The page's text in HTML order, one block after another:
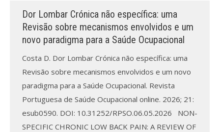
Como publicitar na nossa revista
Informações adicionais
Estatísticas da Revista
Ficha técnica
Dor Lombar Crónica não específica: uma
Revisão sobre mecanismos envolvidos e um
novo paradigma para a Saúde Ocupacional
Costa D. Dor Lombar Crónica não específica: uma
Revisão sobre mecanismos envolvidos e um novo
paradigma para a Saúde Ocupacional. Revista
Portuguesa de Saúde Ocupacional online. 2026; 21:
esub0590. DOI: 10.31252/RPSO.06.05.2026 NON-
SPECIFIC CHRONIC LOW BACK PAIN: A REVIEW OF